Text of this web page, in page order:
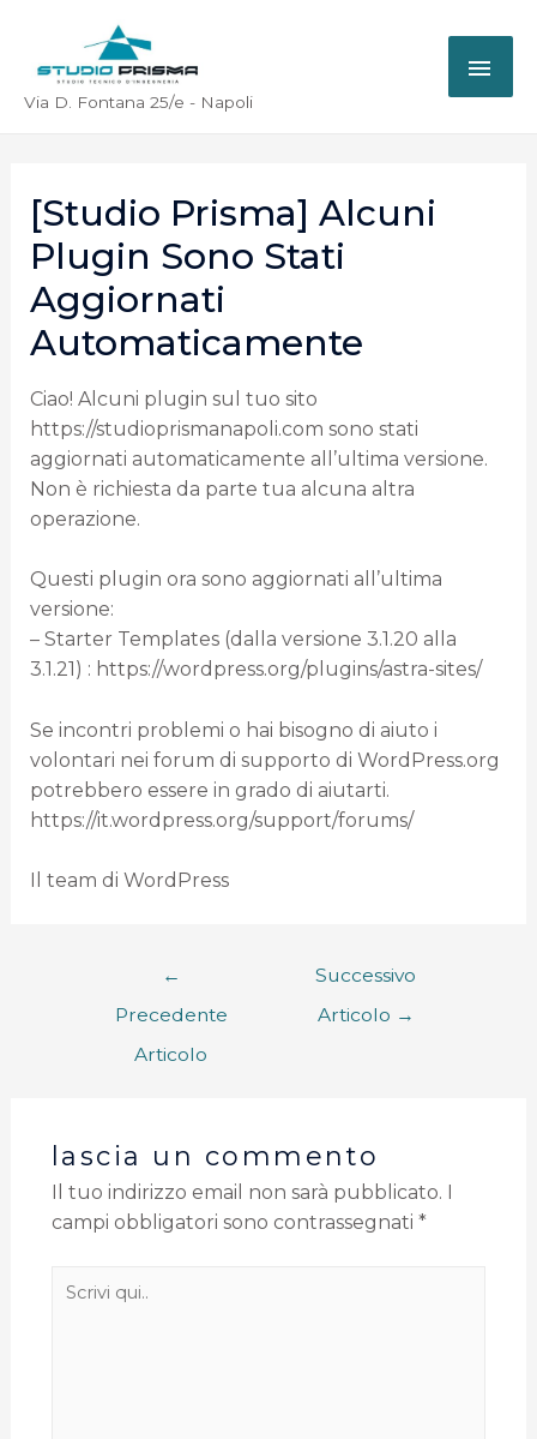
Via D. Fontana 25/e - Napoli
[Studio Prisma] Alcuni
Plugin Sono Stati
Aggiornati
Automaticamente
Ciao! Alcuni plugin sul tuo sito
https://studioprismanapoli.com sono stati
aggiornati automaticamente all’ultima versione.
Non è richiesta da parte tua alcuna altra
operazione.
Questi plugin ora sono aggiornati all’ultima
versione:
– Starter Templates (dalla versione 3.1.20 alla
3.1.21) : https://wordpress.org/plugins/astra-sites/
Se incontri problemi o hai bisogno di aiuto i
volontari nei forum di supporto di WordPress.org
potrebbero essere in grado di aiutarti.
https://it.wordpress.org/support/forums/
Il team di WordPress
←
Precedente
Articolo
Successivo
Articolo →
lascia un commento
Il tuo indirizzo email non sarà pubblicato.
campi obbligatori sono contrassegnati *